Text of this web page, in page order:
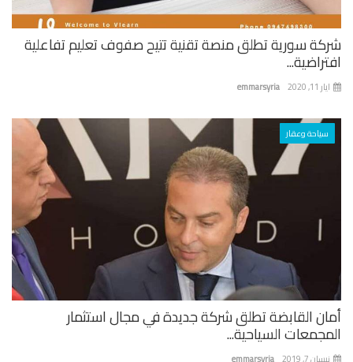
سورية تطلق منصة تقنية تتيح صفوف تعليم تفاعلية
emmarsyria
سياحة وعقار
القابضة تطلق شركة جديدة في مجال استثمار
السياحية...
emmarsyria 7, 2019